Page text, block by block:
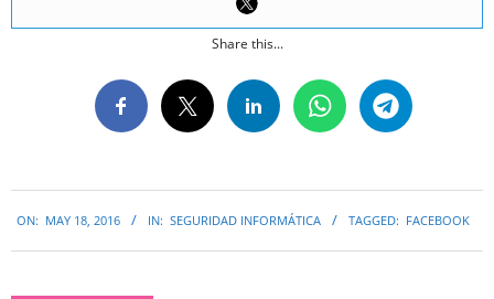
Share this...
05-
18
ON: MAY 18, 2016 IN: SEGURIDAD INFORMÁTICA TAGGED: FACEBOOK